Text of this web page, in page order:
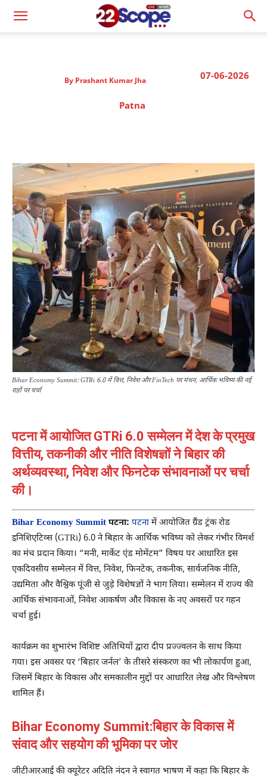
07-06-2026
By Prashant Kumar Jha
Patna
Bihar Economy Summit: GTRi 6.0 में वित्त, निवेश और FinTech पर मंथन, आर्थिक भविष्य की नई
राहों पर चर्चा
पटना में आयोजित GTRi 6.0 सम्मेलन में देश के प्रमुख
वित्तीय, तकनीकी और नीति विशेषज्ञों ने बिहार की
अर्थव्यवस्था, निवेश और फिनटेक संभावनाओं पर चर्चा
की।
Bihar Economy Summit पटना: पटनामें आयोजित ग्रैंड ट्रंक रोड
इनिशिएटिव्स (GTRi) 6.0 ने बिहार के आर्थिक भविष्य को लेकर गंभीर विमर्श
का मंच प्रदान किया। “मनी, मार्केट एंड मोमेंटम” विषय पर आधारित इस
एकदिवसीय सम्मेलन में वित्त, निवेश, फिनटेक, तकनीक, सार्वजनिक नीति,
उद्यमिता और वैश्विक पूंजी से जुड़े विशेषज्ञों ने भाग लिया। सम्मेलन में राज्य की
आर्थिक संभावनाओं, निवेश आकर्षण और विकास के नए अवसरों पर गहन
चर्चा हुई।
कार्यक्रम का शुभारंभ विशिष्ट अतिथियों द्वारा दीप प्रज्ज्वलन के साथ किया
गया। इस अवसर पर ‘बिहार जर्नल’ के तीसरे संस्करण का भी लोकार्पण हुआ,
जिसमें बिहार के विकास और समकालीन मुद्दों पर आधारित लेख और विश्लेषण
शामिल हैं।
Bihar Economy Summit:बिहार के विकास में
संवाद और सहयोग की भूमिका पर जोर
जीटीआरआई की क्यूरेटर अदिति नंदन ने स्वागत भाषण में कहा कि बिहार के